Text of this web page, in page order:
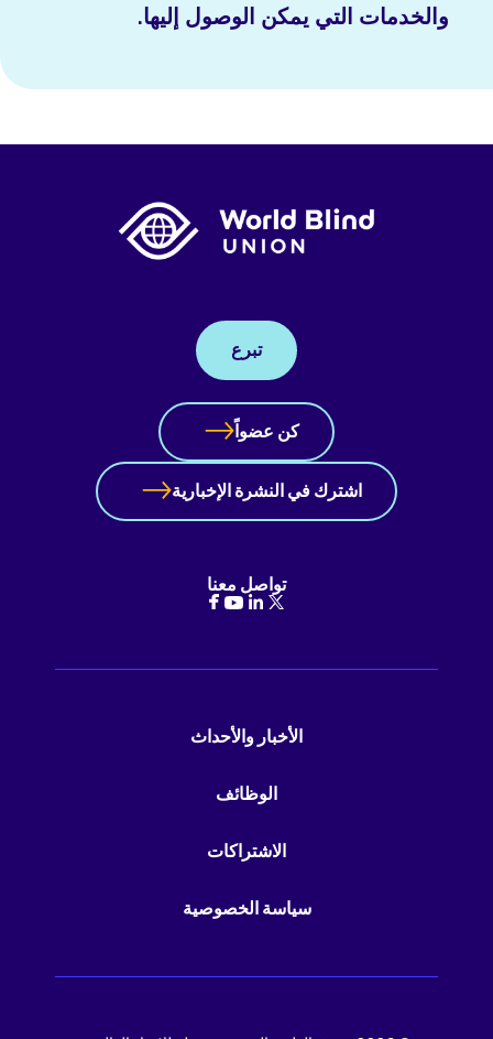
والخدمات التي يمكن الوصول إليها.
تبرع
كن عضواً
اشترك في النشرة الإخبارية
تواصل معنا
الأخبار والأحداث
الوظائف
الاشتراكات
سياسة الخصوصية